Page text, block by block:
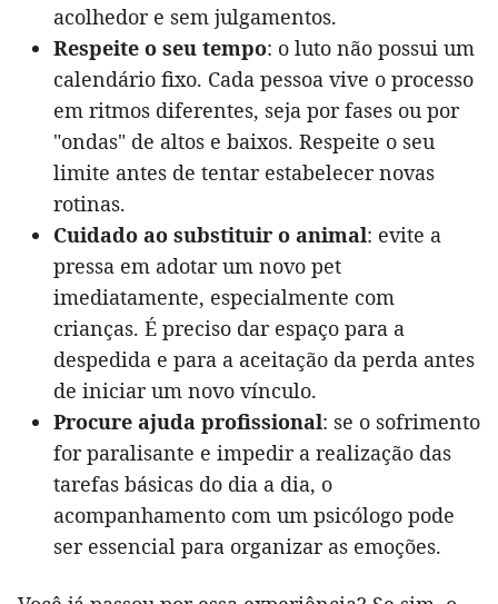
acolhedor e sem julgamentos.
Respeite o seu tempo: o luto não possui um
calendário fixo. Cada pessoa vive o processo
em ritmos diferentes, seja por fases ou por
"ondas" de altos e baixos. Respeite o seu
limite antes de tentar estabelecer novas
rotinas.
Cuidado ao substituir o animal: evite a
pressa em adotar um novo pet
imediatamente, especialmente com
crianças. É preciso dar espaço para a
despedida e para a aceitação da perda antes
de iniciar um novo vínculo.
Procure ajuda profissional: se o sofrimento
for paralisante e impedir a realização das
tarefas básicas do dia a dia, o
acompanhamento com um psicólogo pode
ser essencial para organizar as emoções.